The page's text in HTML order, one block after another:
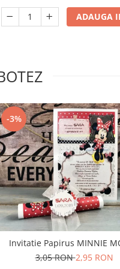
ADAUGA
-3%
Invitatie Papirus MINNIE
3,05 RON2,95 RON